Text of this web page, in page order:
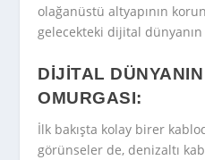
olağanüstü altyapının
gelecekteki dijital
DIJITAL
OMURGASI:
İlk bakışta kolay birer
görünseler de, denizaltı